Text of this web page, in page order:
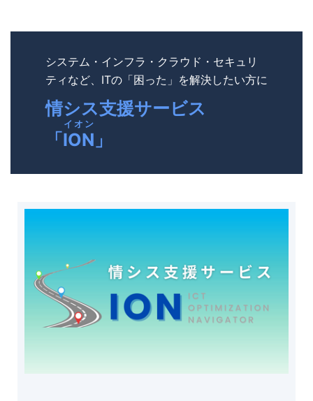
システム・インフラ・クラウド・セキュリ
ティなど、ITの「困った」を解決したい方に
情シス支援サービス
「ION
イオン
」